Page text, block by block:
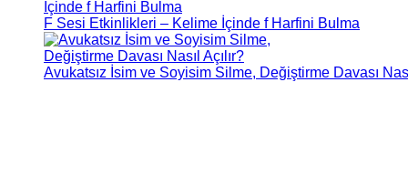
F Sesi Etkinlikleri – Kelime İçinde f Harfini Bulma
Avukatsız İsim ve Soyisim Silme, Değiştirme Davası